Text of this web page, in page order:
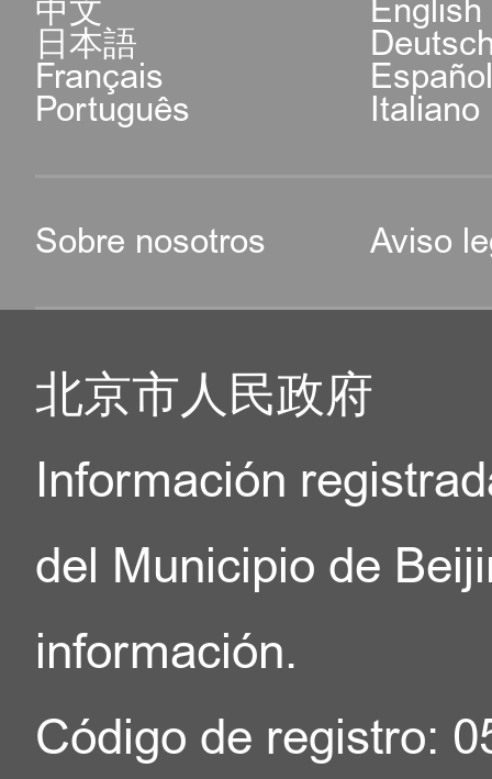
中文 English
日本語
Français
Português Italiano
Sobre nosotros Aviso
北京市人民政府
Información
del Municipio de
información.
Código de registro: